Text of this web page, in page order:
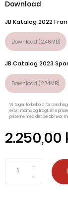
Download
JB Katalog 2022
Download (2.46MB)
JB Catalog 2023
Download (2.74MB)
Vi tager forbehold for
ekskl. moms og fragt. Alle
priserne med det beløb hvor
2.250,00